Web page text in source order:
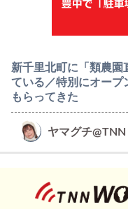
新千里北町に「類農園
ている／特別にオープ
もらってきた
ヤマグチ@TNN